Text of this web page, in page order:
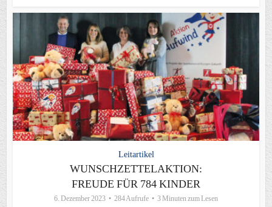
Leitartikel
WUNSCHZETTELAKTION:
FREUDE FÜR 784 KINDER
6. Dezember 2023 284 Aufrufe 3 Minuten zum Lesen